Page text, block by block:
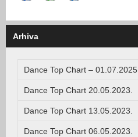
Arhiva
Dance Top Chart – 01.07.2025.
Dance Top Chart 20.05.2023.
Dance Top Chart 13.05.2023.
Dance Top Chart 06.05.2023.